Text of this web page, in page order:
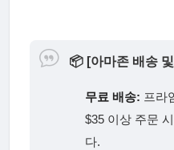
📦 [아마존 배송
무료 배송: 프라
$35 이상 주문
다.